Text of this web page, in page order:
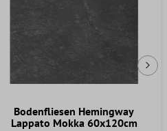
Bodenfliesen Hemingway
Lappato Mokka 60x120cm